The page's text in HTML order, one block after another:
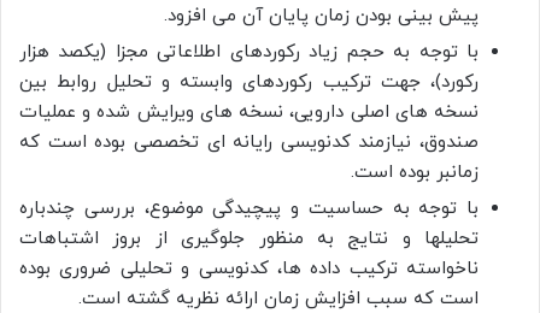
پیش بینی بودن زمان پایان آن می افزود.
با توجه به حجم زیاد رکوردهای اطلاعاتی مجزا (یکصد هزار
رکورد)، جهت ترکیب رکوردهای وابسته و تحلیل روابط بین
نسخه های اصلی دارویی، نسخه های ویرایش شده و عملیات
صندوق، نیازمند کدنویسی رایانه ای تخصصی بوده است که
زمانبر بوده است.
با توجه به حساسیت و پیچیدگی موضوع، بررسی چندباره
تحلیلها و نتایج به منظور جلوگیری از بروز اشتباهات
ناخواسته ترکیب داده ها، کدنویسی و تحلیلی ضروری بوده
است که سبب افزایش زمان ارائه نظریه گشته است.